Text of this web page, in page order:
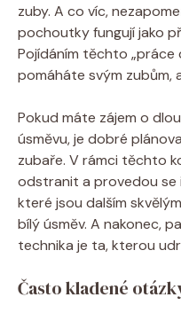
zuby. A co víc,
pochoutky fungují jako
Pojídáním těchto „práce
pomáháte svým zubům,
Pokud máte zájem o
úsměvu, je dobré
zubaře. V rámci těchto
odstranit a provedou se
které jsou dalším
bílý úsměv. A nakonec,
technika je ta, kterou
Často kladené